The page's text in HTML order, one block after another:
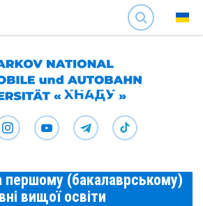
SEARCH
першому (бакалаврському)
вищої освіти